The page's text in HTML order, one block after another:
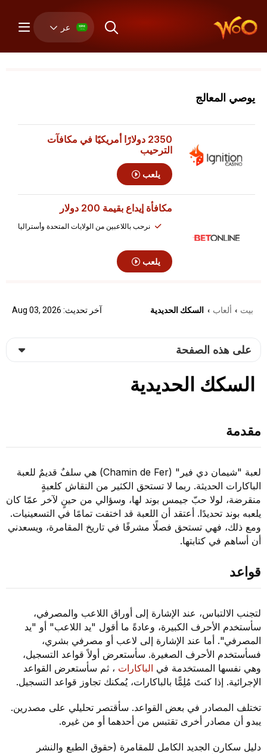
عر
يوصي المعالج
2350 دولارًا أمريكيًا
في مكافآت
الترحيب
يلعب
مكافأة إيداعبقيمة 200 دولار
نرحب باللاعبين من الولايات المتحدة وأستراليا
يلعب
بيت › ألعاب › السكك الحديدية آخر تحديث: Aug 03, 2026
على هذه الصفحة
السكك الحديدية
مقدمة
لعبة "شيمان دي فير" (Chamin de Fer) هي سلفٌ قديمٌ للعبة
الباكارات الحديثة. ربما لا تستحق الكثير من النقاش كلعبةٍ
منقرضة، لولا حبّ جيمس بوند لها، وسؤالي من حينٍ لآخر عمّا كان
يلعبه بوند تحديدًا. أعتقد أن اللعبة قد اختفت تمامًا في التسعينيات.
ومع ذلك، فهي تستحق فصلًا مشرفًا في تاريخ المقامرة، ويسعدني
أن أساهم في كتابتها.
قواعد
لتجنب الالتباس، عند الإشارة إلى أوراق اللاعب والمصرفي،
سأستخدم الأحرف الكبيرة، وعادةً ما أقول "يد اللاعب" أو "يد
المصرفي". أما عند الإشارة إلى لاعب أو مصرفي بشري،
فسأستخدم الأحرف الصغيرة. سأستعرض أولاً قواعد التسجيل،
وهي نفسها المستخدمة في الباكارات، ثم سأستعرض القواعد
الإجرائية. إذا كنتَ مُلِمًّا بالباكارات، يُمكنك تجاوز قواعد التسجيل.
تختلف المصادر في بعض القواعد. سأقتصر تحليلي على مصدرين.
يبدو أن مصادر أخرى تقتبس من أحدهما أو من غيره.
دليل سكارن الجديد الكامل للمقامرة (حقوق الطبع والنشر